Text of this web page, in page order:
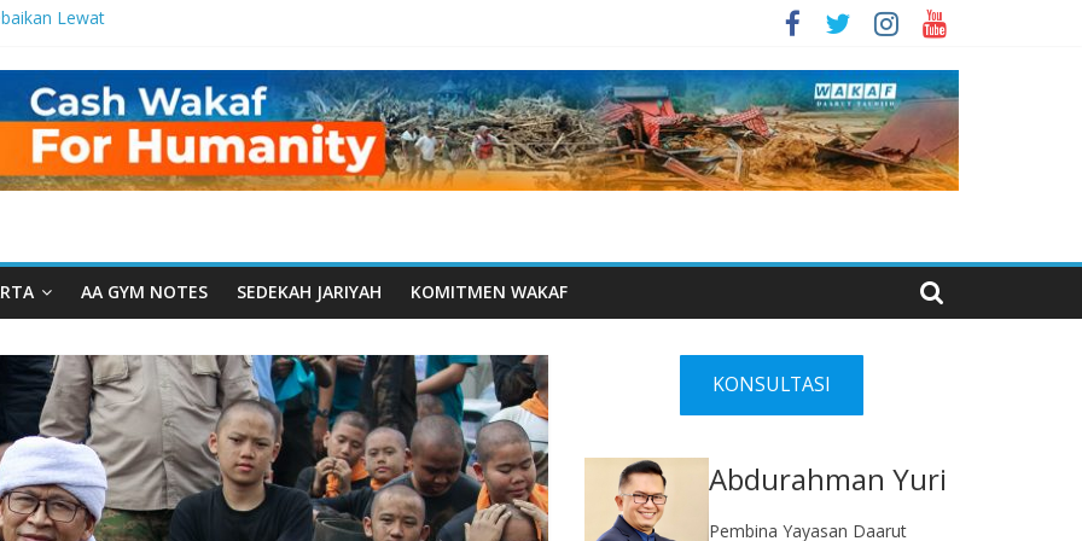
Lewat
Manfaat
dari Serua:
Yayasan
Daarut Tauhiid
Ketika
Wakaf
Wakaf
AA GYM NOTES SEDEKAH JARIYAH KOMITMEN WAKAF
KONSULTASI
Abdurahman Yuri
Pembina Yayasan Daarut